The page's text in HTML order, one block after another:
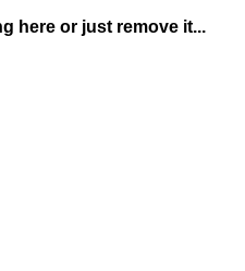
here or just remove it...